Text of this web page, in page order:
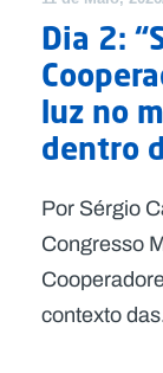
Dia 2:
luz no
dentro
Por Sérgio
Congresso
contexto